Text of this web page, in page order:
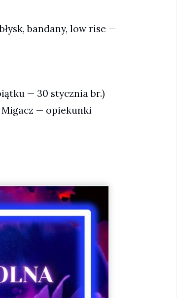
bandany, low rise —
— 30 stycznia br.)
— opiekunki